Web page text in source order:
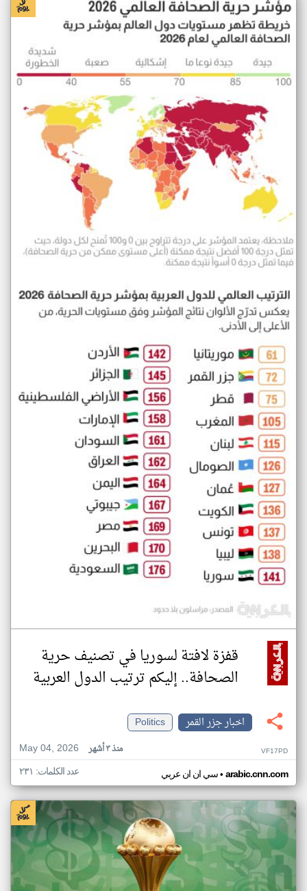
قفزة لافتة لسوريا في تصنيف حرية
الصحافة.. إليكم ترتيب الدول العربية
اخبار جزر القمر
Politics
May 04, 2026
منذ ٣ أشهر VF17PD
سي ان ان عربي• arabic.cnn.com عدد الكلمات: ٢٣١